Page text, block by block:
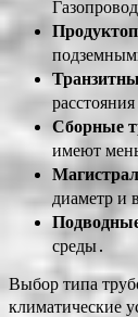
Сборные
имеют
диаметр и
среды․
Выбор типа
климатические